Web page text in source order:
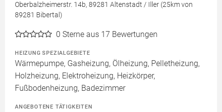
Oberbalzheimerstr. 14b, 89281 Altenstadt / Iller (25km von
89281 Bibertal)
0 Sterne aus 17 Bewertungen
HEIZUNG SPEZIALGEBIETE
Wärmepumpe, Gasheizung, Ölheizung, Pelletheizung,
Holzheizung, Elektroheizung, Heizkörper,
Fußbodenheizung, Badezimmer
ANGEBOTENE TÄTIGKEITEN